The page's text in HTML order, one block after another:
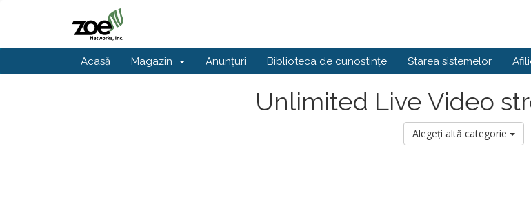
Acasă Magazin Anunțuri Biblioteca de cunoștințe Starea sistemelor
Unlimited Live Video
Alegeți altă categorie